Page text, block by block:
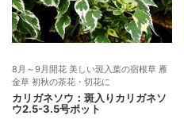
8月～9月開花 美しい斑入葉の宿根草 雁
金草 初秋の茶花・切花に
カリガネソウ：斑入りカリガネソ
ウ2.5-3.5号ポット